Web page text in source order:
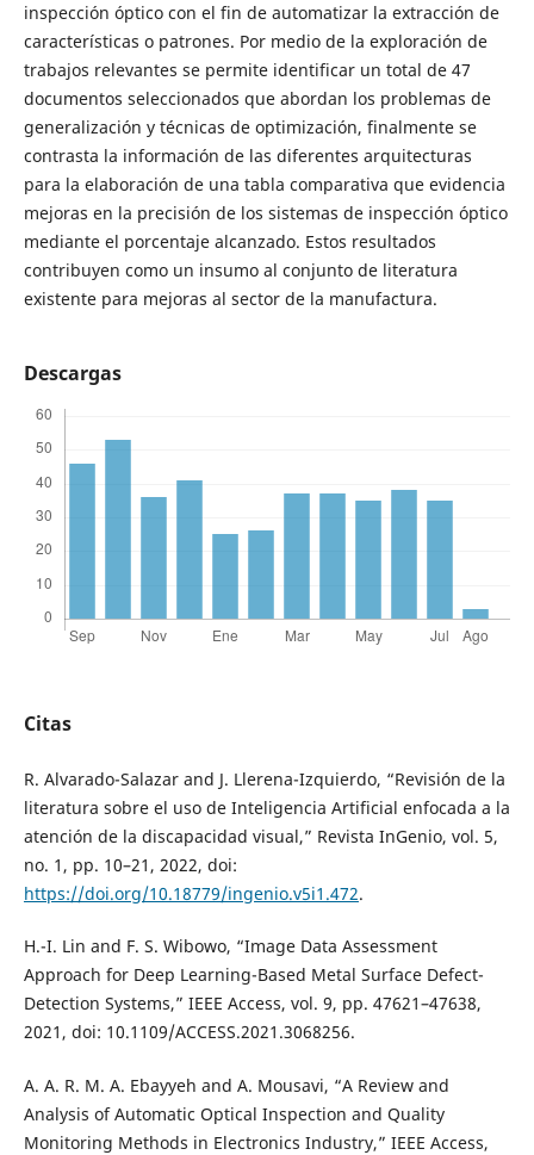
inspección óptico con el fin de automatizar la extracción de
características o patrones. Por medio de la exploración de
trabajos relevantes se permite identificar un total de 47
documentos seleccionados que abordan los problemas de
generalización y técnicas de optimización, finalmente se
contrasta la información de las diferentes arquitecturas
para la elaboración de una tabla comparativa que evidencia
mejoras en la precisión de los sistemas de inspección óptico
mediante el porcentaje alcanzado. Estos resultados
contribuyen como un insumo al conjunto de literatura
existente para mejoras al sector de la manufactura.
Descargas
Citas
R. Alvarado-Salazar and J. Llerena-Izquierdo, “Revisión de la
literatura sobre el uso de Inteligencia Artificial enfocada a la
atención de la discapacidad visual,” Revista InGenio, vol. 5,
no. 1, pp. 10–21, 2022, doi:
https://doi.org/10.18779/ingenio.v5i1.472.
H.-I. Lin and F. S. Wibowo, “Image Data Assessment
Approach for Deep Learning-Based Metal Surface Defect-
Detection Systems,” IEEE Access, vol. 9, pp. 47621–47638,
2021, doi: 10.1109/ACCESS.2021.3068256.
A. A. R. M. A. Ebayyeh and A. Mousavi, “A Review and
Analysis of Automatic Optical Inspection and Quality
Monitoring Methods in Electronics Industry,” IEEE Access,